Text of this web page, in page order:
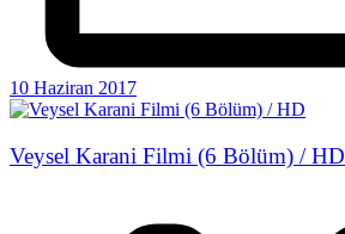
10 Haziran 2017
Veysel Karani Filmi (6 Bölüm) / HD